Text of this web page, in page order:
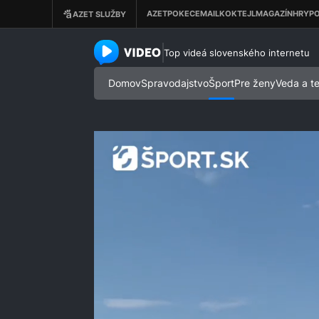
azet.video.sk
Top videá slovenského internetu
DomovSpravodajstvoŠportPre ženyVeda a